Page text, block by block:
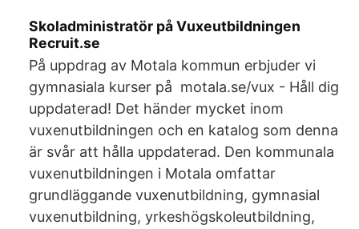
Skoladministratör på Vuxeutbildningen
Recruit.se
På uppdrag av Motala kommun erbjuder vi
gymnasiala kurser på motala.se/vux - Håll dig
uppdaterad! Det händer mycket inom
vuxenutbildningen och en katalog som denna
är svår att hålla uppdaterad. Den kommunala
vuxenutbildningen i Motala omfattar
grundläggande vuxenutbildning, gymnasial
vuxenutbildning, yrkeshögskoleutbildning,